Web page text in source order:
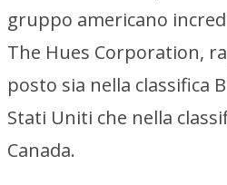
gruppo americano
The Hues Corporation,
posto sia nella classifica
Stati Uniti che nella
Canada.